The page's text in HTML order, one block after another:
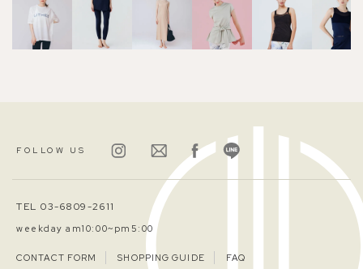
FOLLOW US
TEL 03-6809-2611
weekday am10:00~pm5:00
CONTACT FORM SHOPPING GUIDE FAQ